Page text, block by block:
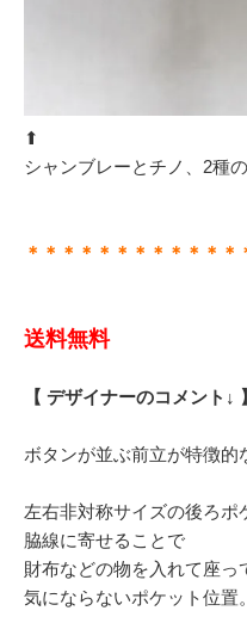
⬆︎
シャンブレーとチノ、2種
＊＊＊＊＊＊＊＊＊＊＊＊
送料無料
【 デザイナーのコメント↓ 】
ボタンが並ぶ前立が特徴的
左右非対称サイズの後ろポ
脇線に寄せることで
財布などの物を入れて座っ
気にならないポケット位置。